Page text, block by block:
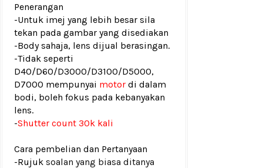
Penerangan
-Untuk imej yang lebih besar sila
tekan pada gambar yang disediakan
-Body sahaja, lens dijual berasingan.
-Tidak seperti
D40/D60/D3000/D3100/D5000,
D7000 mempunyai motor di dalam
bodi, boleh fokus pada kebanyakan
lens.
-Shutter count 30k kali
Cara pembelian dan Pertanyaan
-Rujuk soalan yang biasa ditanya